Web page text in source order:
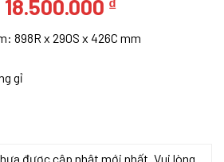
Giá
là:
35.000.000 ₫.
18.500.000 Giá
tại
898R x 290S x 426C mm
gỉ
được cập nhật mới nhất. Vui lòng